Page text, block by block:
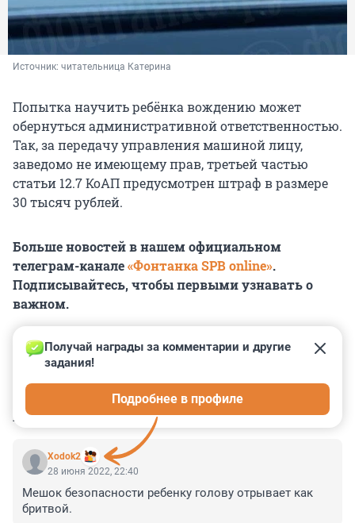
Источник: читательница Катерина
Попытка научить ребёнка вождению может
обернуться административной ответственностью.
Так, за передачу управления машиной лицу,
заведомо не имеющему прав, третьей частью
статьи 12.7 КоАП предусмотрен штраф в размере
30 тысяч рублей.
Больше новостей в нашем официальном
телеграм-канале«Фонтанка SPB online».
Подписывайтесь, чтобы первыми узнавать о
важном.
КОММЕНТАРИИ 13
Xodok2
Получай награды за комментарии и другие
задания!
Подробнее в профиле
28 июня 2022, 22:40
Мешок безопасности ребенку голову отрывает как
бритвой.